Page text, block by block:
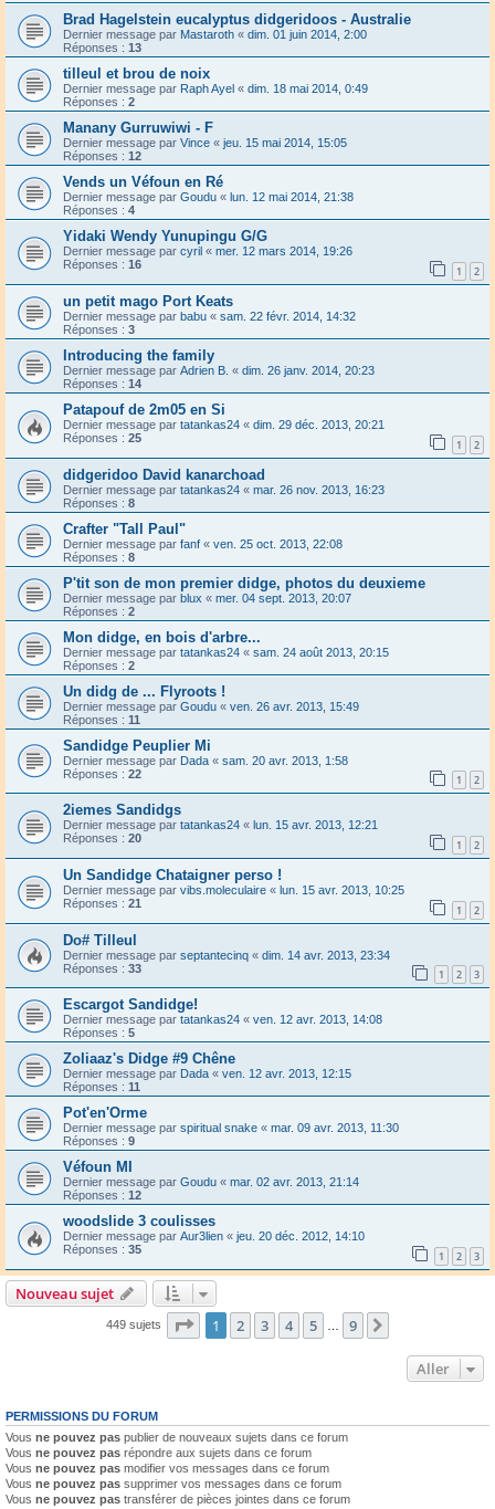
Brad Hagelstein eucalyptus didgeridoos - Australie
Dernier message par Mastaroth « dim. 01 juin 2014, 2:00
Réponses : 13
tilleul et brou de noix
Dernier message par Raph Ayel « dim. 18 mai 2014, 0:49
Réponses : 2
Manany Gurruwiwi - F
Dernier message par Vince « jeu. 15 mai 2014, 15:05
Réponses : 12
Vends un Véfoun en Ré
Dernier message par Goudu « lun. 12 mai 2014, 21:38
Réponses : 4
Yidaki Wendy Yunupingu G/G
Dernier message par cyril « mer. 12 mars 2014, 19:26
Réponses : 16 1 2
un petit mago Port Keats
Dernier message par babu « sam. 22 févr. 2014, 14:32
Réponses : 3
Introducing the family
Dernier message par Adrien B. « dim. 26 janv. 2014, 20:23
Réponses : 14
Patapouf de 2m05 en Si
Dernier message par tatankas24 « dim. 29 déc. 2013, 20:21
Réponses : 25 1 2
didgeridoo David kanarchoad
Dernier message par tatankas24 « mar. 26 nov. 2013, 16:23
Réponses : 8
Crafter "Tall Paul"
Dernier message par fanf « ven. 25 oct. 2013, 22:08
Réponses : 8
P'tit son de mon premier didge, photos du deuxieme
Dernier message par blux « mer. 04 sept. 2013, 20:07
Réponses : 2
Mon didge, en bois d'arbre...
Dernier message par tatankas24 « sam. 24 août 2013, 20:15
Réponses : 2
Un didg de ... Flyroots !
Dernier message par Goudu « ven. 26 avr. 2013, 15:49
Réponses : 11
Sandidge Peuplier Mi
Dernier message par Dada « sam. 20 avr. 2013, 1:58
Réponses : 22 1 2
2iemes Sandidgs
Dernier message par tatankas24 « lun. 15 avr. 2013, 12:21
Réponses : 20 1 2
Un Sandidge Chataigner perso !
Dernier message par vibs.moleculaire « lun. 15 avr. 2013, 10:25
Réponses : 21 1 2
Do# Tilleul
Dernier message par septantecinq « dim. 14 avr. 2013, 23:34
Réponses : 33 1 2 3
Escargot Sandidge!
Dernier message par tatankas24 « ven. 12 avr. 2013, 14:08
Réponses : 5
Zoliaaz's Didge #9 Chêne
Dernier message par Dada « ven. 12 avr. 2013, 12:15
Réponses : 11
Pot'en'Orme
Dernier message par spiritual snake « mar. 09 avr. 2013, 11:30
Réponses : 9
Véfoun MI
Dernier message par Goudu « mar. 02 avr. 2013, 21:14
Réponses : 12
woodslide 3 coulisses
Dernier message par Aur3lien « jeu. 20 déc. 2012, 14:10
Réponses : 35 1 2 3
Nouveau sujet
449 sujets Page 1sur9
1 2 3 4 5 9
Aller
PERMISSIONS DU FORUM
Vous ne pouvez pas publier de nouveaux sujets dans ce forum
Vous ne pouvez pas répondre aux sujets dans ce forum
Vous ne pouvez pas modifier vos messages dans ce forum
Vous ne pouvez pas supprimer vos messages dans ce forum
Vous ne pouvez pas transférer de pièces jointes dans ce forum